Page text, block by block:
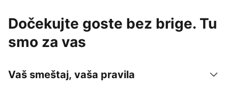
Dočekujte goste bez brige. Tu
smo za vas
Vaš smeštaj, vaša pravila